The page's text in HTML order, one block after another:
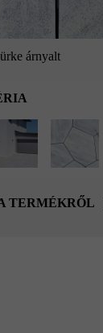
árnyalt
TERMÉKRŐL